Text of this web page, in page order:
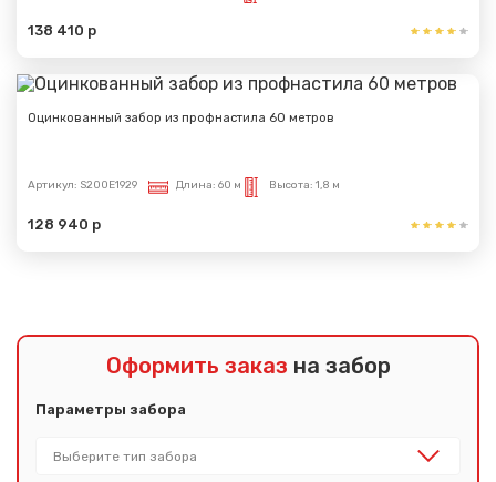
138 410 р
Оцинкованный забор из профнастила 60 метров
Артикул: S200E1929 Длина: 60 м Высота: 1,8 м
128 940 р
Оформить заказ на забор
Параметры забора